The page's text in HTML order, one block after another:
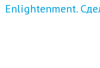
Enlightenment.